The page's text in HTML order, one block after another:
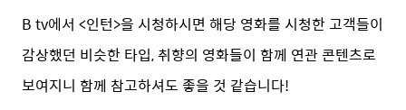
B tv에서 <인턴>을 시청하시면 해당 영화를 시청한 고객들이
감상했던 비슷한 타입, 취향의 영화들이 함께 연관 콘텐츠로
보여지니 함께 참고하셔도 좋을 것 같습니다!